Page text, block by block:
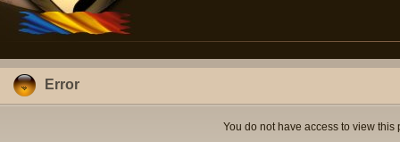
Error
You do not have access to view this